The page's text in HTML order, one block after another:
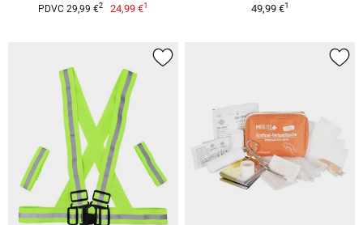
PDVC 29,99 €2 24,99 €1 49,99 €1